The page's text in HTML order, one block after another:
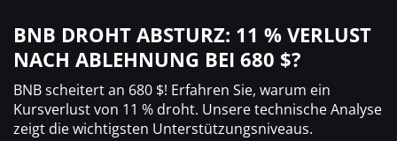
Lernen
Trading
Wo kaufen ?
BNB DROHT ABSTURZ: 11 % VERLUST
NACH ABLEHNUNG BEI 680 $?
BNB scheitert an 680 $! Erfahren Sie, warum ein
Kursverlust von 11 % droht. Unsere technische Analyse
zeigt die wichtigsten Unterstützungsniveaus.